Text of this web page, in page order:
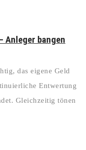
Anleger bangen
das eigene Geld
Entwertung
Gleichzeitig tönen